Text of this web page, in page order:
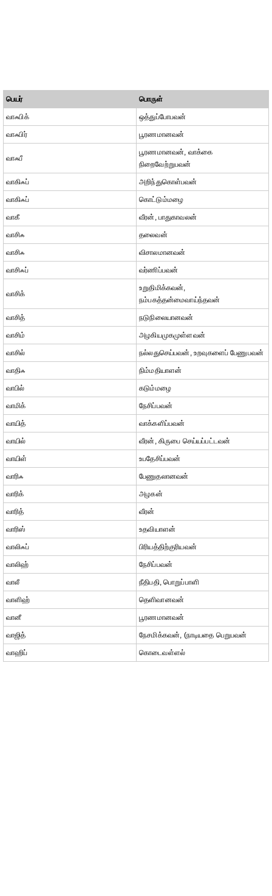
பெயர் பொருள்
வாஃபிக் ஒத்துப்போபவன்
வாஃபிர் பூரணமானவன்
வாஃபீ
பூரணமானவன், வாக்கை
நிறைவேற்றுபவன்
வாகிஃப் அறிந்துகொள்பவன்
வாகிஃப் கொட்டும்மழை
வாகீ வீரன், பாதுகாவலன்
வாசிஃ தலைவன்
வாசிஃ விசாலமானவன்
வாசிஃப் வர்ணிப்பவன்
வாசிக்
உறுதிமிக்கவன்,
நம்பகத்தன்மைவாய்ந்தவன்
வாசித் நடுநிலையானவன்
வாசிம் அழகியமுகமுள்ளவன்
வாசில் நல்லதுசெய்பவன், உறவுகளைப் பேணுபவன்
வாதிஃ நிம்மதியாளன்
வாபில் கடும்மழை
வாமிக் நேசிப்பவன்
வாயித் வாக்களிப்பவன்
வாயில் வீரன், கிருபை செய்யப்பட்டவன்
வாயிள் உபதேசிப்பவன்
வாரிஃ பேணுதலானவன்
வாரிக் அழகன்
வாரித் வீரன்
வாரிஸ் உதவியாளன்
வாலிஃப் பிரியத்திற்குரியவன்
வாலிஹ் நேசிப்பவன்
வாலீ நீதிபதி, பொறுப்பாளி
வாளிஹ் தெளிவானவன்
வானீ பூரணமானவன்
வாஜித் நேசமிக்கவன், (நாடியதை பெறுபவன்
வாஹிப் கொடைவள்ளல்